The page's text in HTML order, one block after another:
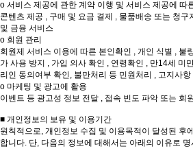
o 서비스 제공에 관한 계약 이행 및 서비스 제공에 따
콘텐츠 제공 , 구매 및 요금 결제 , 물품배송 또는 청구
및 금융 서비스
o 회원 관리
회원제 서비스 이용에 따른 본인확인 , 개인 식별 , 불
가 사용 방지 , 가입 의사 확인 , 연령확인 , 만14세 미
리인 동의여부 확인, 불만처리 등 민원처리 , 고지사항
o 마케팅 및 광고에 활용
이벤트 등 광고성 정보 전달 , 접속 빈도 파악 또는 회
■ 개인정보의 보유 및 이용기간
원칙적으로, 개인정보 수집 및 이용목적이 달성된 후
합니다. 단, 다음의 정보에 대해서는 아래의 이유로